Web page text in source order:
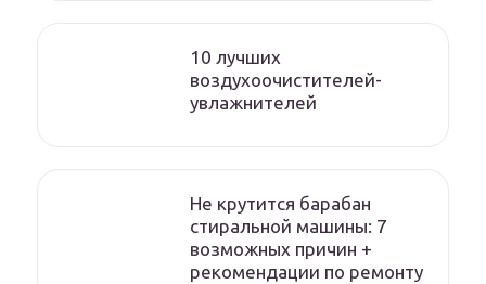
10 лучших
воздухоочистителей-
увлажнителей
Не крутится барабан
стиральной машины: 7
возможных причин +
рекомендации по ремонту